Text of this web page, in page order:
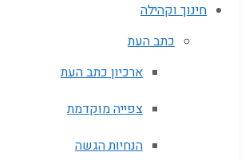
חינוך וקהילה
כתב העת
ארכיון כתב העת
צפייה מוקדמת
הנחיות הגשה